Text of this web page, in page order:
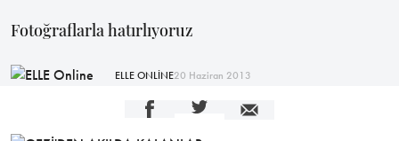
Fotoğraflarla hatırlıyoruz
ELLE ONLİNE20 Haziran 2013